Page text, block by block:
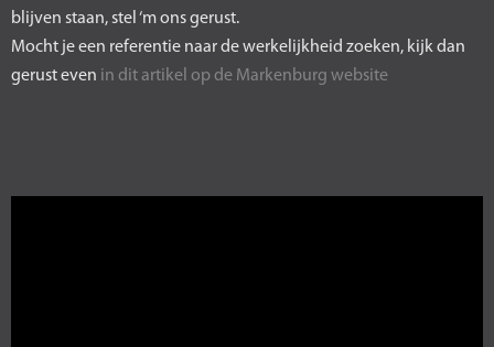
blijven staan, stel ‘m ons gerust.
Mocht je een referentie naar de werkelijkheid zoeken, kijk dan
gerust even in dit artikel op de Markenburg website